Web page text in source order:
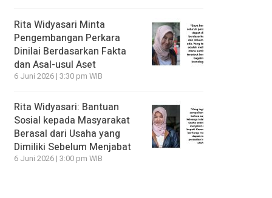
Rita Widyasari Minta
Pengembangan Perkara
Dinilai Berdasarkan Fakta
dan Asal-usul Aset
6 Juni 2026 | 3:30 pm WIB
Rita Widyasari: Bantuan
Sosial kepada Masyarakat
Berasal dari Usaha yang
Dimiliki Sebelum Menjabat
6 Juni 2026 | 3:00 pm WIB